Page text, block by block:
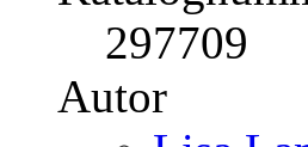
US$ 121,99